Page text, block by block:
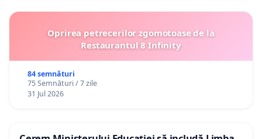
Oprirea petrecerilor zgomotoase de la
Restaurantul 8 Infinity
84 semnături
75 Semnături / 7 zile
31 Jul 2026